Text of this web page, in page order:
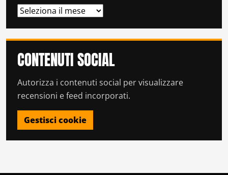
ARCHIVI
CONTENUTI SOCIAL
Autorizza i contenuti social per visualizzare
recensioni e feed incorporati.
Gestisci cookie